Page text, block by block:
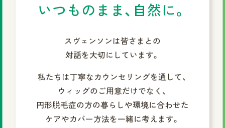
いつものまま、自然に。
スヴェンソンは皆さまとの
対話を大切にしています。
私たちは丁寧なカウンセリングを通して、
ウィッグのご用意だけでなく、
円形脱毛症の方の暮らしや環境に合わせた
ケアやカバー方法を一緒に考えます。